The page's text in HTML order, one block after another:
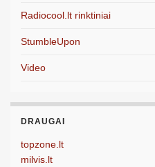
Radiocool.lt rinktiniai
StumbleUpon
Video
DRAUGAI
topzone.lt
milvis.lt